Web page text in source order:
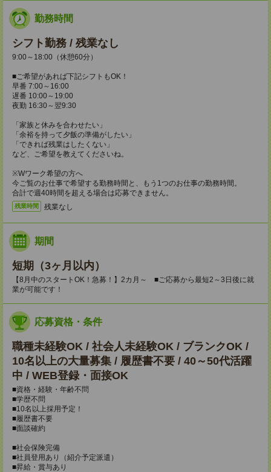
勤務時間
シフト勤務 / 残業なし
9:00～18:00（休憩60分）
■ご希望があれば下記シフトもOK！
早番 7:00～16:00
遅番 10:00～19:00
夜勤 16:30～翌9:30
「家族と休みを合わせたい」
「余裕を持って夕飯の準備がしたい」
「できれば残業はしたくない」
など、ご希望を教えてくださいね。
※Wワーク希望の方へ
今ご覧のお仕事で希望する勤務時間と、もう1つのお仕事の勤務時間。
合計で週40時間を超える場合は応募できません。
残業時間 残業なし
期間
短期（3ヶ月以内）
【8月中のスタートOK！急募！】2カ月～ ■ご応募から最短2～3日後に就
業が可能です！
応募資格・条件
職種未経験OK / 社会人未経験OK / ブランクOK /
10名以上の大量募集 / 履歴書不要 / 40～50代活躍
中 / WEB登録・面接OK
■資格・経験・年齢不問
■学歴不問
■10名以上採用予定！
■履歴書不要
■面談確約
■社会保険完備
■社員登用あり（紹介予定派遣）
■昇給・賞与あり